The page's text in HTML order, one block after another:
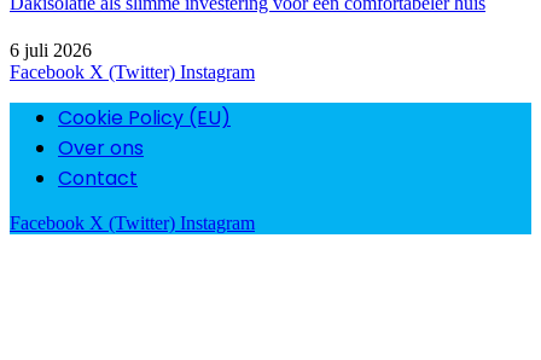
6 juli 2026
Facebook X (Twitter) Instagram
Cookie Policy (EU)
Over ons
Contact
Facebook X (Twitter) Instagram